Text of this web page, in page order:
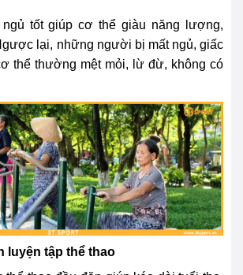
tốt giúp cơ thể giàu năng lượng,
lại, những người bị mất ngủ, giấc
thể thường mệt mỏi, lừ đừ, không có
luyện tập thể thao